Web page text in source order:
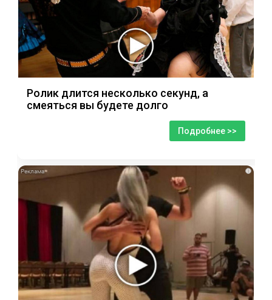
Ролик длится несколько секунд, а
смеяться вы будете долго
Подробнее >>
i